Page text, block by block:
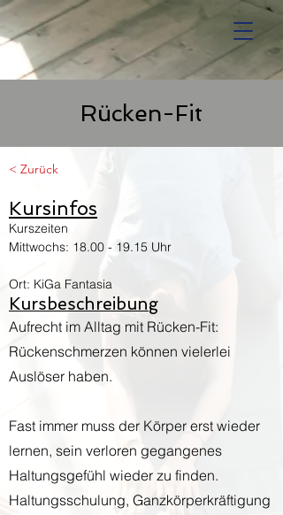
Rücken-Fit
< Zurück
Kursinfos
Kurszeiten
Mittwochs: 18.00 - 19.15 Uhr
Ort: KiGa Fantasia
Kursbeschreibung
Aufrecht im Alltag mit Rücken-Fit:
Rückenschmerzen können vielerlei
Auslöser haben.
Fast immer muss der Körper erst wieder
lernen, sein verloren gegangenes
Haltungsgefühl wieder zu finden.
Haltungsschulung, Ganzkörperkräftigung